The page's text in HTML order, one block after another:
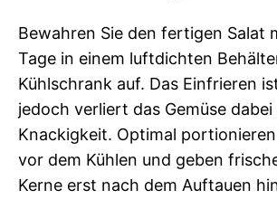
Bewahren Sie den fertigen Salat
Tage in einem luftdichten
Kühlschrank auf. Das Einfrieren
jedoch verliert das Gemüse dabei
Knackigkeit. Optimal portionieren
vor dem Kühlen und geben
Kerne erst nach dem Auftauen